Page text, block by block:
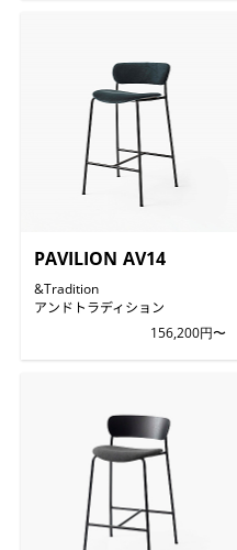
PAVILION AV14
&Tradition
アンドトラディション
156,200円〜